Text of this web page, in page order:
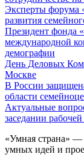
Эксперты форума
развития
Президент фонда
международной
демографии
День Деловых
Москве
В России
области
Актуальные
заседании
«Умная страна» —
умных идей и